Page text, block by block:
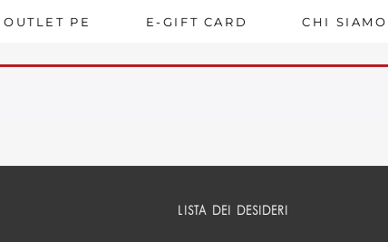
OUTLET PE E-GIFT CARD CHI SIAMO
LISTA DEI DESIDERI